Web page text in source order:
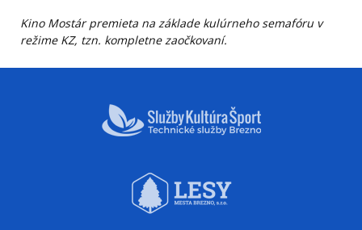
Kino Mostár premieta na základe kulúrneho semafóru v
režime KZ, tzn. kompletne zaočkovaní.